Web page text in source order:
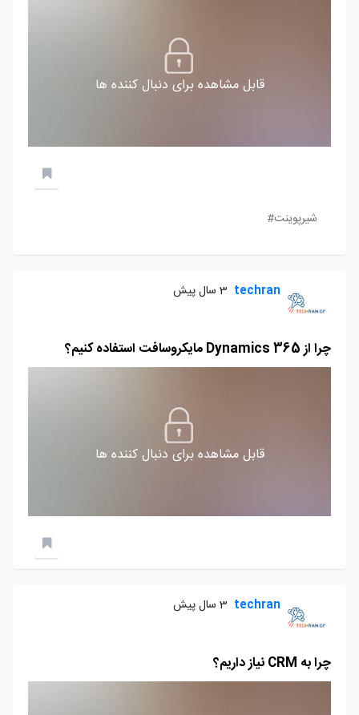
قابل مشاهده برای دنبال کننده ها
شیرپوینت#
techran 3 سال پیش
چرا از Dynamics 365 مایکروسافت استفاده کنیم؟
قابل مشاهده برای دنبال کننده ها
techran 3 سال پیش
چرا به CRM نیاز داریم؟